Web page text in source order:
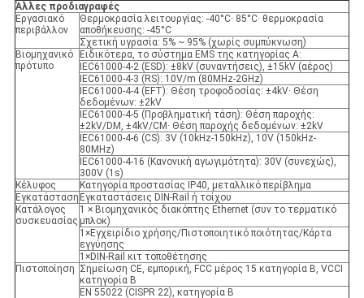
Άλλες προδιαγραφές
Εργασιακό
περιβάλλον
Θερμοκρασία λειτουργίας: -40°C· 85°C· θερμοκρασία
αποθήκευσης: -45°C
Σχετική υγρασία: 5% ~ 95% (χωρίς συμπύκνωση)
Βιομηχανικό
πρότυπο
Ειδικότερα, το σύστημα EMS της κατηγορίας A:
IEC61000-4-2 (ESD): ±8kV (συναντήσεις), ±15kV (αέρος)
IEC61000-4-3 (RS): 10V/m (80MHz-2GHz)
IEC61000-4-4 (EFT): Θέση τροφοδοσίας: ±4kV· Θέση
δεδομένων: ±2kV
IEC61000-4-5 (Προβληματική τάση): Θέση παροχής:
±2kV/DM, ±4kV/CM· Θέση παροχής δεδομένων: ±2kV
IEC61000-4-6 (CS): 3V (10kHz-150kHz), 10V (150kHz-
80MHz)
IEC61000-4-16 (Κανονική αγωγιμότητα): 30V (συνεχώς),
300V (1s)
Κέλυφος
Κατηγορία προστασίας IP40, μεταλλικό περίβλημα
Εγκατάσταση Εγκαταστάσεις DIN-Rail ή τοίχου
Κατάλογος
συσκευασίας
1 × Βιομηχανικός διακόπτης Ethernet (συν το τερματικό
μπλοκ)
1×Εγχειρίδιο χρήσης/Πιστοποιητικό ποιότητας/Κάρτα
εγγύησης
1×DIN-Rail κιτ τοποθέτησης
Πιστοποίηση Σημείωση CE, εμπορική, FCC μέρος 15 κατηγορία Β, VCCI
κατηγορία Β
EN 55022 (CISPR 22), κατηγορία Β